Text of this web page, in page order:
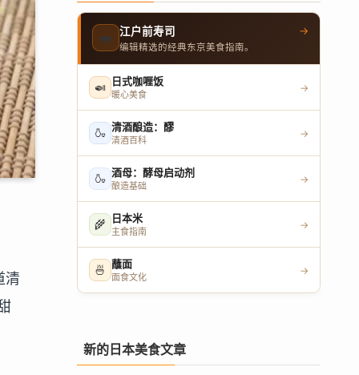
清
🍣 江户前寿司
编辑精选的经典东京美食指南。
→
🍛 日式咖喱饭
暖心美食
→
🍶 清酒酿造：醪
清酒百科
→
🍶 酒母：酵母启动剂
酿造基础
→
🌾 日本米
主食指南
→
🍜 蘸面
面食文化
→
新的日本美食文章